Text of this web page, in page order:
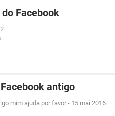
Facebook
antigo
mim ajuda por favor - 15 mai 2016